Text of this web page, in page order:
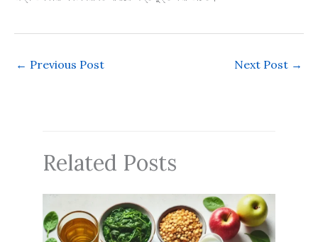
← Previous Post Next Post →
Related Posts